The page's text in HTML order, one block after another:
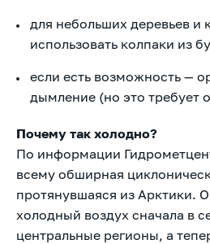
для небольших деревьев и
использовать колпаки из
если есть возможность —
дымление (но это требует
Почему так холодно?
По информации
всему обширная
протянувшаяся из Арктики.
холодный воздух сначала в
центральные регионы, а